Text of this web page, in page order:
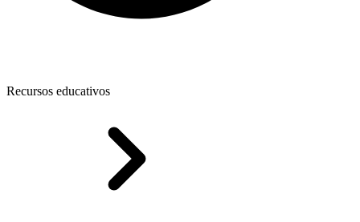
Recursos educativos